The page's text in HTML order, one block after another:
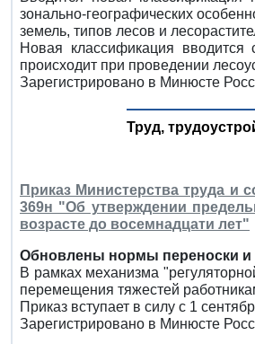
зонально-географических
земель, типов лесов и
Новая классификация
происходит при проведении
Зарегистрировано в Минюсте
Труд,
Приказ Министерства труда и
369н "Об утверждении
возрасте до восемнадцати лет"
Обновлены нормы переноски и
В рамках механизма
перемещения тяжестей
Приказ вступает в силу с 1
Зарегистрировано в Минюсте